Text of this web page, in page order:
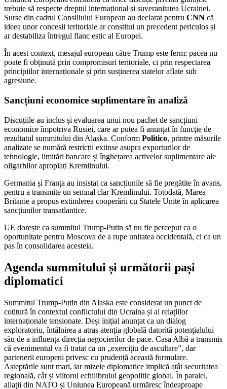
trebuie să respecte dreptul internațional și suveranitatea Ucrainei.
Surse din cadrul Consiliului European au declarat pentru CNN că
ideea unor concesii teritoriale ar constitui un precedent periculos și
ar destabiliza întregul flanc estic al Europei.
În acest context, mesajul european către Trump este ferm: pacea nu
poate fi obținută prin compromisuri teritoriale, ci prin respectarea
principiilor internaționale și prin susținerea statelor aflate sub
agresiune.
Sancțiuni economice suplimentare în analiză
Discuțiile au inclus și evaluarea unui nou pachet de sancțiuni
economice împotriva Rusiei, care ar putea fi anunțat în funcție de
rezultatul summitului din Alaska. Conform Politico, printre măsurile
analizate se numără restricții extinse asupra exporturilor de
tehnologie, limitări bancare și înghețarea activelor suplimentare ale
oligarhilor apropiați Kremlinului.
Germania și Franța au insistat ca sancțiunile să fie pregătite în avans,
pentru a transmite un semnal clar Kremlinului. Totodată, Marea
Britanie a propus extinderea cooperării cu Statele Unite în aplicarea
sancțiunilor transatlantice.
UE dorește ca summitul Trump-Putin să nu fie perceput ca o
oportunitate pentru Moscova de a rupe unitatea occidentală, ci ca un
pas în consolidarea acesteia.
Agenda summitului și următorii pași
diplomatici
Summitul Trump-Putin din Alaska este considerat un punct de
cotitură în contextul conflictului din Ucraina și al relațiilor
internaționale tensionate. Deși inițial anunțat ca un dialog
exploratoriu, întâlnirea a atras atenția globală datorită potențialului
său de a influența direcția negocierilor de pace. Casa Albă a transmis
că evenimentul va fi tratat ca un „exercițiu de ascultare”, dar
partenerii europeni privesc cu prudență această formulare.
Așteptările sunt mari, iar mizele diplomatice implică atât securitatea
regională, cât și viitorul echilibrului geopolitic global. În paralel,
aliații din NATO și Uniunea Europeană urmăresc îndeaproape